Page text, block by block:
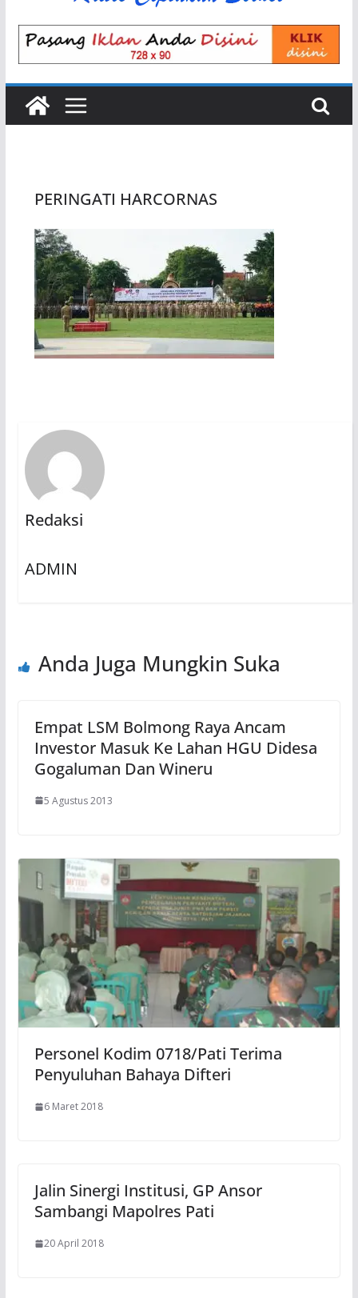
PERINGATI HARCORNAS
Redaksi
ADMIN
Anda Juga Mungkin Suka
Empat LSM Bolmong Raya Ancam
Investor Masuk Ke Lahan HGU Didesa
Gogaluman Dan Wineru
5 Agustus 2013
Personel Kodim 0718/Pati Terima
Penyuluhan Bahaya Difteri
6 Maret 2018
Jalin Sinergi Institusi, GP Ansor
Sambangi Mapolres Pati
20 April 2018